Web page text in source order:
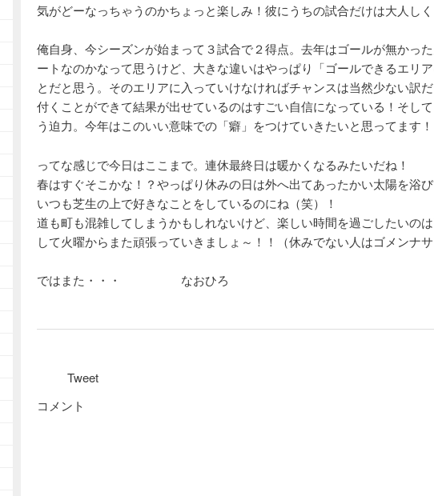
気がどーなっちゃうのかちょっと楽しみ！彼にうちの試合だけは大人しく
俺自身、今シーズンが始まって３試合で２得点。去年はゴールが無かっ
ートなのかなって思うけど、大きな違いはやっぱり「ゴールできるエリ
とだと思う。そのエリアに入っていけなければチャンスは当然少ない訳
付くことができて結果が出せているのはすごい自信になっている！そし
う迫力。今年はこのいい意味での「癖」をつけていきたいと思ってます！
ってな感じで今日はここまで。連休最終日は暖かくなるみたいだね！
春はすぐそこかな！？やっぱり休みの日は外へ出てあったかい太陽を浴
いつも芝生の上で好きなことをしているのにね（笑）！
道も町も混雑してしまうかもしれないけど、楽しい時間を過ごしたいの
して火曜からまた頑張っていきましょ～！！（休みでない人はゴメンナサ
ではまた・・・ なおひろ
Tweet
コメント